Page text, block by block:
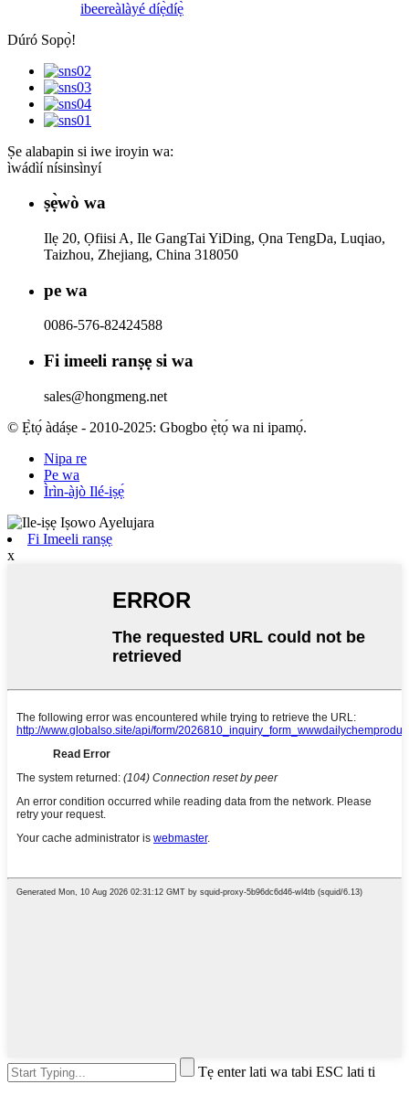
ibeereàlàyé díẹ̀díẹ̀
Dúró Sopọ̀!
Ṣe alabapin si iwe iroyin wa:
ìwádìí nísinsìnyí
ṣẹ̀wò wa
Ilẹ 20, Ọfiisi A, Ile GangTai YiDing, Ọna TengDa, Luqiao,
Taizhou, Zhejiang, China 318050
pe wa
0086-576-82424588
Fi imeeli ranṣẹ si wa
sales@hongmeng.net
© Ẹ̀tọ́ àdáṣe - 2010-2025: Gbogbo ẹ̀tọ́ wa ni ipamọ́.
Nipa re
Pe wa
Ìrìn-àjò Ilé-iṣẹ́
Fi Imeeli ranṣẹ
x
Tẹ enter lati wa tabi ESC lati ti